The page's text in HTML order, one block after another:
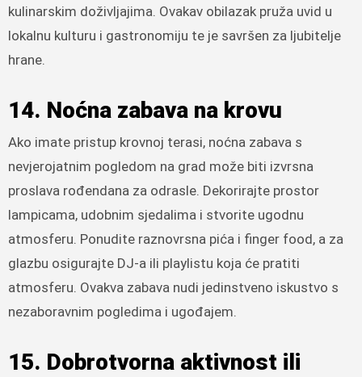
kulinarskim doživljajima. Ovakav obilazak pruža uvid u
lokalnu kulturu i gastronomiju te je savršen za ljubitelje
hrane.
14. Noćna zabava na krovu
Ako imate pristup krovnoj terasi, noćna zabava s
nevjerojatnim pogledom na grad može biti izvrsna
proslava rođendana za odrasle. Dekorirajte prostor
lampicama, udobnim sjedalima i stvorite ugodnu
atmosferu. Ponudite raznovrsna pića i finger food, a za
glazbu osigurajte DJ-a ili playlistu koja će pratiti
atmosferu. Ovakva zabava nudi jedinstveno iskustvo s
nezaboravnim pogledima i ugođajem.
15. Dobrotvorna aktivnost ili